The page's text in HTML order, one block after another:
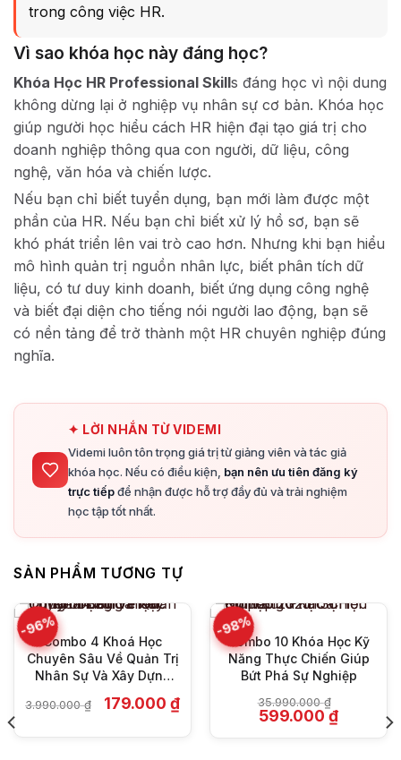
trong công việc HR.
Vì sao khóa học này đáng học?
Khóa Học HR Professional Skills đáng học vì nội dung
không dừng lại ở nghiệp vụ nhân sự cơ bản. Khóa học
giúp người học hiểu cách HR hiện đại tạo giá trị cho
doanh nghiệp thông qua con người, dữ liệu, công
nghệ, văn hóa và chiến lược.
Nếu bạn chỉ biết tuyển dụng, bạn mới làm được một
phần của HR. Nếu bạn chỉ biết xử lý hồ sơ, bạn sẽ
khó phát triển lên vai trò cao hơn. Nhưng khi bạn hiểu
mô hình quản trị nguồn nhân lực, biết phân tích dữ
liệu, có tư duy kinh doanh, biết ứng dụng công nghệ
và biết đại diện cho tiếng nói người lao động, bạn sẽ
có nền tảng để trở thành một HR chuyên nghiệp đúng
nghĩa.
✦ LỜI NHẮN TỪ VIDEMI
Videmi luôn tôn trọng giá trị từ giảng viên và tác giả
khóa học. Nếu có điều kiện, bạn nên ưu tiên đăng ký
trực tiếpđể nhận được hỗ trợ đầy đủ và trải nghiệm
học tập tốt nhất.
SẢN PHẨM TƯƠNG TỰ
-96%
Combo 4 Khoá Học
Chuyên Sâu Về Quản Trị
Nhân Sự Và Xây Dựng
Dụng
3.990.000₫ Giá
gốc
179.000 ₫Giá
hiện
-98%
Combo 10 Khóa Học Kỹ
Năng Thực Chiến Giúp
Bứt Phá Sự Nghiệp
35.990.000₫
Giá
gốc
599.000 ₫Giá